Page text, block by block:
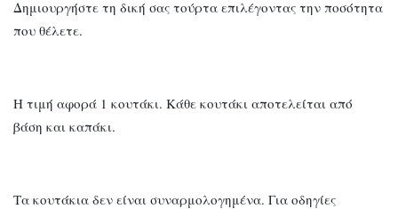
Δημιουργήστε τη δική σας τούρτα επιλέγοντας την ποσότητα
που θέλετε.
Η τιμή αφορά 1 κουτάκι. Κάθε κουτάκι αποτελείται από
βάση και καπάκι.
Τα κουτάκια δεν είναι συναρμολογημένα. Για οδηγίες